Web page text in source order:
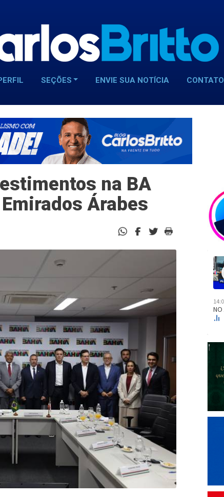
SEÇÕES ENVIE SUA NOTÍCIA CONTATO
na BA
Árabes